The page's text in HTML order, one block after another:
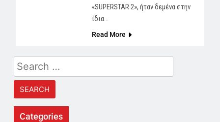
«SUPERSTAR 2», ήταν δεμένα στην
ίδια…
Read More
Search
for:
Categories